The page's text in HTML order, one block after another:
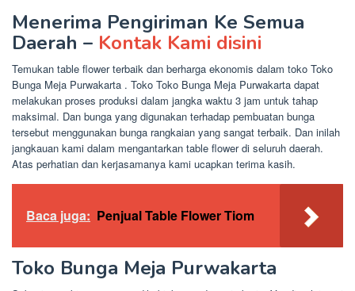
Menerima Pengiriman Ke Semua
Daerah – Kontak Kami disini
Temukan table flower terbaik dan berharga ekonomis dalam toko Toko
Bunga Meja Purwakarta . Toko Toko Bunga Meja Purwakarta dapat
melakukan proses produksi dalam jangka waktu 3 jam untuk tahap
maksimal. Dan bunga yang digunakan terhadap pembuatan bunga
tersebut menggunakan bunga rangkaian yang sangat terbaik. Dan inilah
jangkauan kami dalam mengantarkan table flower di seluruh daerah.
Atas perhatian dan kerjasamanya kami ucapkan terima kasih.
Baca juga: Penjual Table Flower Tiom
Toko Bunga Meja Purwakarta